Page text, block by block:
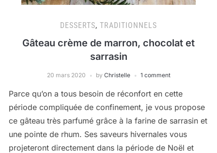
DESSERTS, TRADITIONNELS
Gâteau crème de marron, chocolat et
sarrasin
20 mars 2020 by Christelle 1 comment
Parce qu’on a tous besoin de réconfort en cette
période compliquée de confinement, je vous propose
ce gâteau très parfumé grâce à la farine de sarrasin et
une pointe de rhum. Ses saveurs hivernales vous
projeteront directement dans la période de Noël et